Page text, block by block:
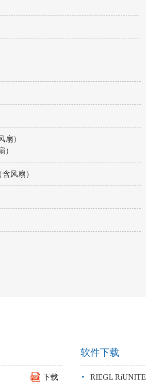
扇）
）
风扇）
下载
软件下载
· RIEGL RiUNITE